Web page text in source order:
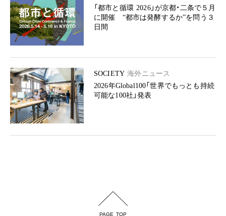
「都市と循環 2026」が京都・二条で５月
に開催 “都市は発酵するか”を問う３
日間
SOCIETY 海外ニュース
2026年Global100「世界でもっとも持続
可能な100社」発表
PAGE TOP